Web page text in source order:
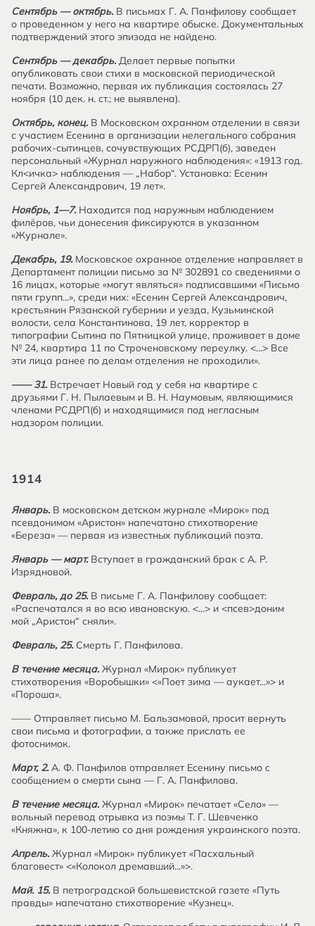
Сентябрь — октябрь. В письмах Г. А. Панфилову сообщает
о проведенном у него на квартире обыске. Документальных
подтверждений этого эпизода не найдено.
Сентябрь — декабрь.Делает первые попытки
опубликовать свои стихи в московской периодической
печати. Возможно, первая их публикация состоялась 27
ноября (10 дек. н. ст.; не выявлена).
Октябрь, конец. В Московском охранном отделении в связи
с участием Есенина в организации нелегального собрания
рабочих-сытинцев, сочувствующих РСДРП(б), заведен
персональный «Журнал наружного наблюдения»: «1913 год.
Кл<ичка> наблюдения — „Набор“. Установка: Есенин
Сергей Александрович, 19 лет».
Ноябрь, 1—7. Находится под наружным наблюдением
филёров, чьи донесения фиксируются в указанном
«Журнале».
Декабрь, 19.Московское охранное отделение направляет в
Департамент полиции письмо за № 302891 со сведениями о
16 лицах, которые «могут являться» подписавшими «Письмо
пяти групп...», среди них: «Есенин Сергей Александрович,
крестьянин Рязанской губернии и уезда, Кузьминской
волости, села Константинова, 19 лет, корректор в
типографии Сытина по Пятницкой улице, проживает в доме
№ 24, квартира 11 по Строченовскому переулку. <...> Все
эти лица ранее по делам отделения не проходили».
—— 31.Встречает Новый год у себя на квартире с
друзьями Г. Н. Пылаевым и В. Н. Наумовым, являющимися
членами РСДРП(б) и находящимися под негласным
надзором полиции.
1914
Январь.В московском детском журнале «Мирок» под
псевдонимом «Аристон» напечатано стихотворение
«Береза» — первая из известных публикаций поэта.
Январь — март.Вступает в гражданский брак с А. Р.
Изрядновой.
Февраль, до 25. В письме Г. А. Панфилову сообщает:
«Распечатался я во всю ивановскую. <...> и <псев>доним
мой „Аристон“ сняли».
Февраль, 25.Смерть Г. Панфилова.
В течение месяца.Журнал «Мирок» публикует
стихотворения «Воробышки» <«Поет зима — аукает...»> и
«Пороша».
—— Отправляет письмо М. Бальзамовой, просит вернуть
свои письма и фотографии, а также прислать ее
фотоснимок.
Март, 2.А. Ф. Панфилов отправляет Есенину письмо с
сообщением о смерти сына — Г. А. Панфилова.
В течение месяца.Журнал «Мирок» печатает «Село» —
вольный перевод отрывка из поэмы Т. Г. Шевченко
«Княжна», к 100-летию со дня рождения украинского поэта.
Апрель.Журнал «Мирок» публикует «Пасхальный
благовест» <«Колокол дремавший...»>.
Май. 15.В петроградской большевистской газете «Путь
правды» напечатано стихотворение «Кузнец».